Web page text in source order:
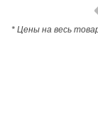
* Цены на весь